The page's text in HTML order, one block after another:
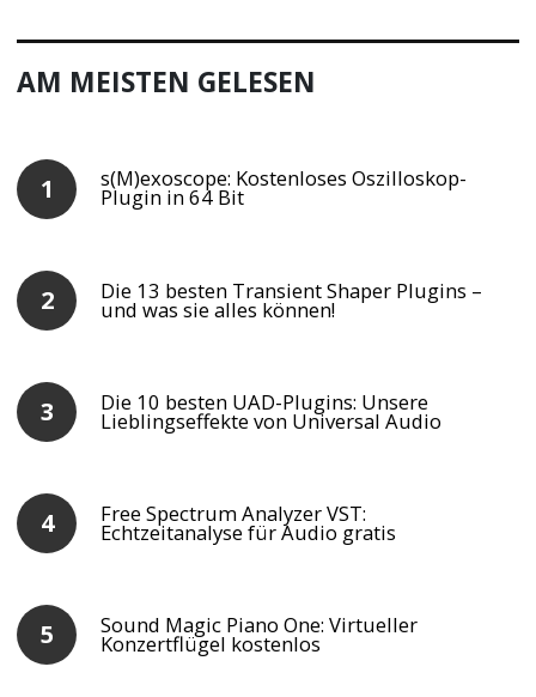
AM MEISTEN GELESEN
s(M)exoscope: Kostenloses Oszilloskop-
Plugin in 64 Bit
Die 13 besten Transient Shaper Plugins –
und was sie alles können!
Die 10 besten UAD-Plugins: Unsere
Lieblingseffekte von Universal Audio
Free Spectrum Analyzer VST:
Echtzeitanalyse für Audio gratis
Sound Magic Piano One: Virtueller
Konzertflügel kostenlos